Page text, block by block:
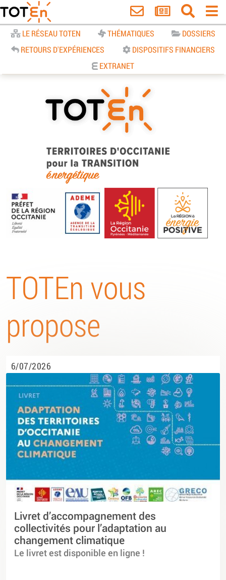
LE RÉSEAU TOTEN THÉMATIQUES
DOSSIERS
RETOURS D'EXPÉRIENCES
DISPOSITIFS FINANCIERS
EXTRANET
TOTEn Occitanie | Territoires
d’Occitanie pour la Transition
Energétique
TOTEn vous
propose
6/07/2026
Livret d’accompagnement des
collectivités pour l’adaptation au
changement climatique
Le livret est disponible en ligne !